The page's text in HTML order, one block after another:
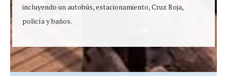
incluyendo un autobús, estacionamiento, Cruz Roja,
policía y baños.